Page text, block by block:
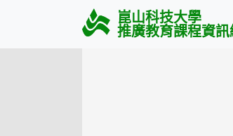
崑山科技大學
推廣教育課程資